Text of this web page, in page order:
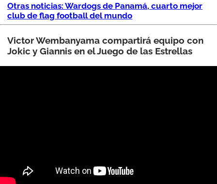
Otras noticias: Wardogs de Panamá, cuarto mejor
club de flag football del mundo
Victor Wembanyama compartirá equipo con
Jokic y Giannis en el Juego de las Estrellas